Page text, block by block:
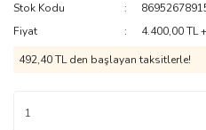
Stok Kodu
Fiyat
4.400,00 TL
492,40 TL den başlayan taksitlerle!